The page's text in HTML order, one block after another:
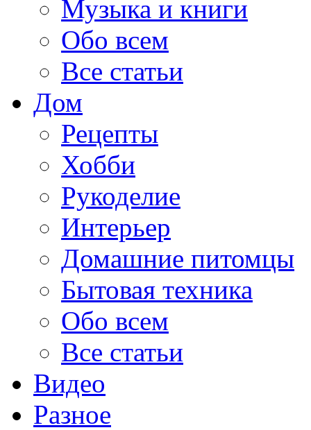
Музыка и книги
Обо всем
Все статьи
Дом
Рецепты
Хобби
Рукоделие
Интерьер
Домашние питомцы
Бытовая техника
Обо всем
Все статьи
Видео
Разное